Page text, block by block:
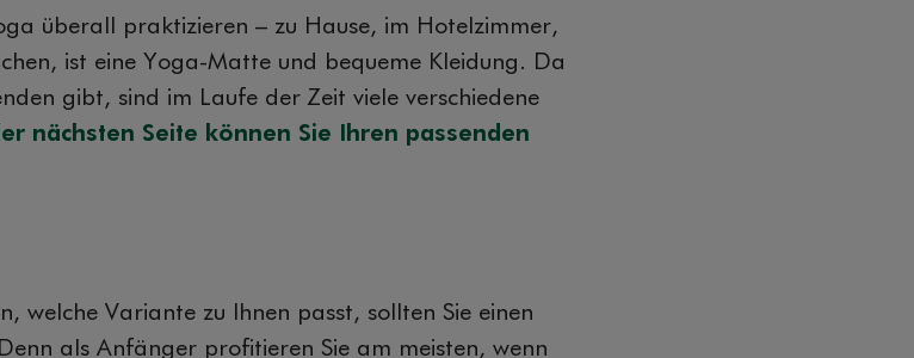
überall praktizieren – zu Hause, im Hotelzimmer,
ist eine Yoga-Matte und bequeme Kleidung. Da
gibt, sind im Laufe der Zeit viele verschiedene
nächsten Seite können Sie Ihren passenden
welche Variante zu Ihnen passt, sollten Sie einen
als Anfänger profitieren Sie am meisten, wenn